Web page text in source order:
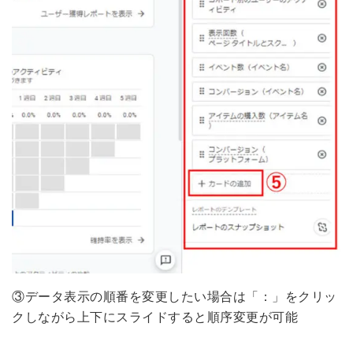
③データ表示の順番を変更したい場合は「：」をクリッ
クしながら上下にスライドすると順序変更が可能